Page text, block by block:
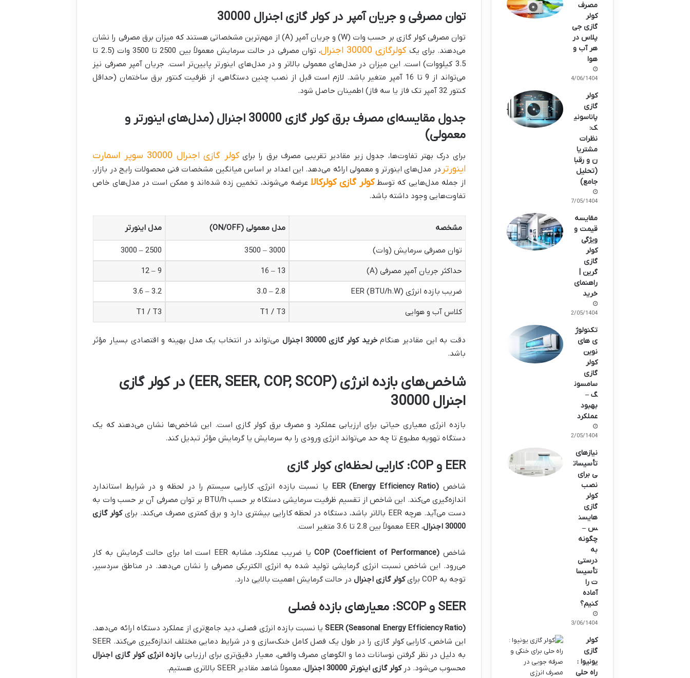
توان مصرفی و جریان آمپر در کولر گازی اجنرال 30000
توان مصرفی کولر گازی بر حسب وات (W) و جریان آمپر (A) از مهم‌ترین مشخصاتی هستند که میزان برق مصرفی را نشان
می‌دهند. برای یککولرگازی 30000 اجنرال
، توان مصرفی در حالت سرمایش معمولاً بین 2500 تا 3500 وات (2.5 تا
3.5 کیلووات) است. این میزان در مدل‌های معمولی بالاتر و در مدل‌های اینورتر پایین‌تر است. جریان آمپر مصرفی نیز
می‌تواند از 9 تا 16 آمپر متغیر باشد. لازم است قبل از نصب چنین دستگاهی، از ظرفیت کنتور برق ساختمان (حداقل
کنتور 32 آمپر تک فاز یا سه فاز) اطمینان حاصل شود.
جدول مقایسه‌ای مصرف برق کولر گازی 30000 اجنرال (مدل‌های اینورتر و
معمولی)
برای درک بهتر تفاوت‌ها، جدول زیر مقادیر تقریبی مصرف برق را برای
کولر گازی اجنرال 30000 سوپر اسمارت
اینورتر در مدل‌های اینورتر و معمولی ارائه می‌دهد. این اعداد بر اساس میانگین مشخصات فنی محصولات رایج در بازار،
از جمله مدل‌هایی که توسطکولر گازی کولرکالا عرضه می‌شوند، تخمین زده شده‌اند و ممکن است در مدل‌های خاص
تفاوت‌هایی وجود داشته باشد.
مشخصه مدل معمولی (ON/OFF) مدل اینورتر
توان مصرفی سرمایش (وات) 3000 – 3500
2500 – 3000
حداکثر جریان آمپر مصرفی (A)
13 – 16
9 – 12
ضریب بازده انرژی EER (BTU/h.W)
2.8 – 3.0
3.2 – 3.6
کلاس آب و هوایی
T1 / T3
T1 / T3
دقت به این مقادیر هنگامخرید کولر گازی 30000 اجنرال
می‌تواند در انتخاب یک مدل بهینه و اقتصادی بسیار مؤثر
باشد.
شاخص‌های بازده انرژی (EER, SEER, COP, SCOP) در کولر گازی
اجنرال 30000
بازده انرژی معیاری حیاتی برای ارزیابی عملکرد و مصرف برق کولر گازی است. این شاخص‌ها نشان می‌دهند که یک
دستگاه تهویه مطبوع تا چه حد می‌تواند انرژی ورودی را به سرمایش یا گرمایش مؤثر تبدیل کند.
EER و COP: کارایی لحظه‌ای کولر گازی
شاخص EER (Energy Efficiency Ratio) یا نسبت بازده انرژی، کارایی سیستم را در لحظه و در شرایط استاندارد
اندازه‌گیری می‌کند. این شاخص از تقسیم ظرفیت سرمایشی دستگاه بر حسب BTU/h بر توان مصرفی آن بر حسب وات به
دست می‌آید. هرچه EER بالاتر باشد، دستگاه در لحظه کارایی بیشتری دارد و برق کمتری مصرف می‌کند. برای
کولر گازی
30000 اجنرال
، EER معمولاً بین 2.8 تا 3.6 متغیر است.
شاخص COP (Coefficient of Performance)
یا ضریب عملکرد، مشابه EER است اما برای حالت گرمایش به کار
می‌رود. این شاخص نسبت انرژی گرمایشی تولید شده به انرژی الکتریکی مصرفی را نشان می‌دهد. در مناطق سردسیر،
توجه به COP برای
کولر گازی اجنرال در حالت گرمایش اهمیت بالایی دارد.
SEER و SCOP: معیارهای بازده فصلی
SEER (Seasonal Energy Efficiency Ratio)یا نسبت بازده انرژی فصلی، دید جامع‌تری از عملکرد دستگاه ارائه می‌دهد.
این شاخص، کارایی کولر گازی را در طول یک فصل کامل خنک‌سازی و در شرایط دمایی مختلف اندازه‌گیری می‌کند. SEER
به دلیل در نظر گرفتن نوسانات دما و الگوهای مصرف واقعی، معیار دقیق‌تری برای ارزیابی بازده انرژی کولر گازی اجنرال
محسوب می‌شود. درکولر گازی اینورتر 30000 اجنرال ، معمولاً شاهد مقادیر SEER بالاتری هستیم.
مصرف
کولر
گازی جی
پلاس در
هر آب و
هوا
04/06/1404
کولر
گازی
پاناسونی
ک:
نظرات
مشتریا
ن و رقبا
(تحلیل
جامع)
27/05/1404
مقایسه
قیمت و
ویژگی
کولر
گازی
گرین |
راهنمای
خرید
22/05/1404
تکنولوژ
ی های
نوین
کولر
گازی
سامسون
گ –
بهبود
عملکرد
12/05/1404
نیازهای
تأسیسات
ی برای
نصب
کولر
گازی
هایسن
س –
چگونه
به
درستی
تأسیسا
ت را
آماده
کنیم؟
03/06/1404
کولر
گازی
یونیوا :
راه حلی